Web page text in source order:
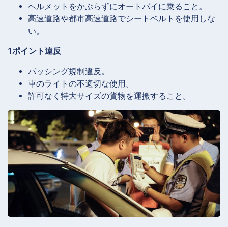
ヘルメットをかぶらずにオートバイに乗ること。
高速道路や都市高速道路でシートベルトを使用しな
い。
1ポイント違反
パッシング規制違反。
車のライトの不適切な使用。
許可なく特大サイズの貨物を運搬すること。